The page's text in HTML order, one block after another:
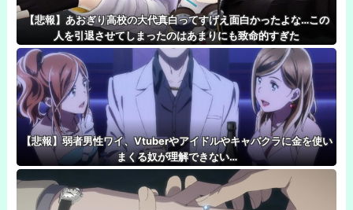
【悲報】あおぎり高校の大代真白ってすげえ面白かったよな…この
人を引退させてしまったのはあまりにも致命的すぎた
【悲報】弱者男性ワイ、Vtuberやアイドルやキャバクラに金を使い
まくる奴が理解できない…